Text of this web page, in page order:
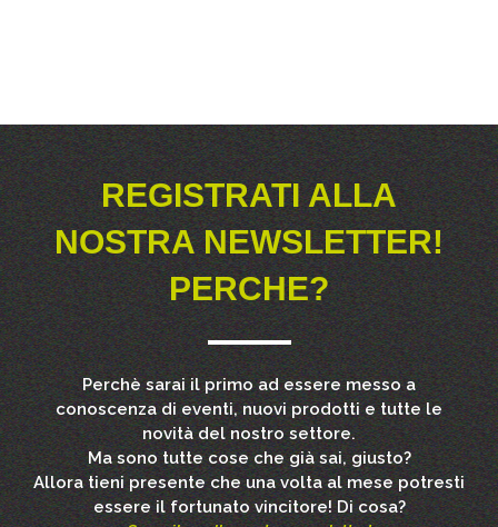
REGISTRATI ALLA
NOSTRA NEWSLETTER!
PERCHE?
Perchè sarai il primo ad essere messo a
conoscenza di eventi, nuovi prodotti e tutte le
novità del nostro settore.
Ma sono tutte cose che già sai, giusto?
Allora tieni presente che una volta al mese potresti
essere il fortunato vincitore! Di cosa?